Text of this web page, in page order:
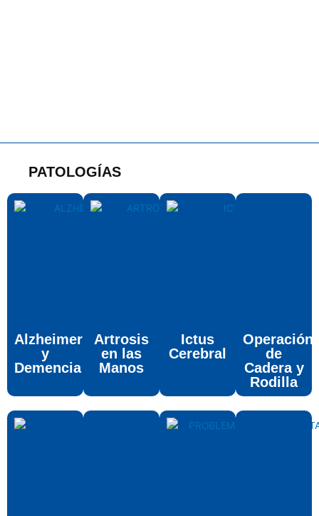
PATOLOGÍAS
Alzheimer
y
Demencia
Artrosis
en las
Manos
Ictus
Cerebral
Operación
de
Cadera y
Rodilla